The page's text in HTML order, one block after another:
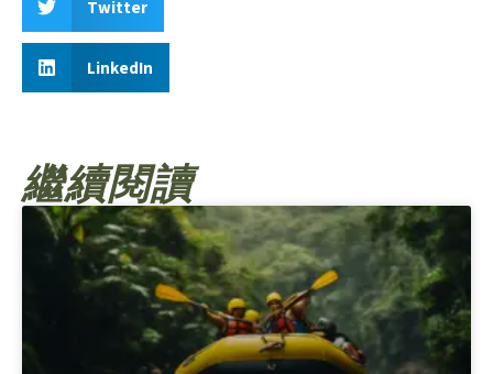
Twitter
LinkedIn
繼續閱讀